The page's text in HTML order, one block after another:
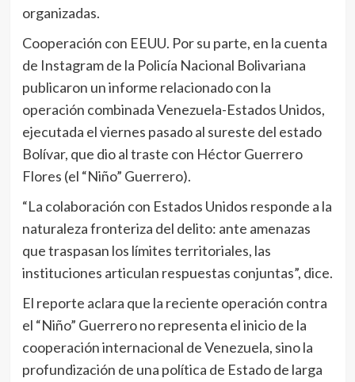
organizadas.
Cooperación con EEUU. Por su parte, en la cuenta
de Instagram de la Policía Nacional Bolivariana
publicaron un informe relacionado con la
operación combinada Venezuela-Estados Unidos,
ejecutada el viernes pasado al sureste del estado
Bolívar, que dio al traste con Héctor Guerrero
Flores (el “Niño” Guerrero).
“La colaboración con Estados Unidos responde a la
naturaleza fronteriza del delito: ante amenazas
que traspasan los límites territoriales, las
instituciones articulan respuestas conjuntas”, dice.
El reporte aclara que la reciente operación contra
el “Niño” Guerrero no representa el inicio de la
cooperación internacional de Venezuela, sino la
profundización de una política de Estado de larga